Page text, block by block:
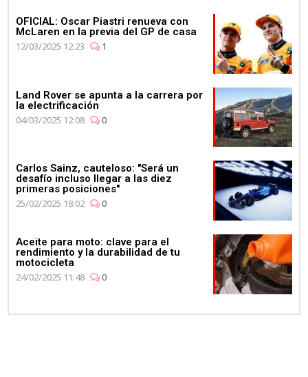
OFICIAL: Oscar Piastri renueva con
McLaren en la previa del GP de casa
12/03/2025 12:23
1
Land Rover se apunta a la carrera por
la electrificación
04/03/2025 12:08
0
Carlos Sainz, cauteloso: "Será un
desafío incluso llegar a las diez
primeras posiciones"
25/02/2025 18:02
0
Aceite para moto: clave para el
rendimiento y la durabilidad de tu
motocicleta
24/02/2025 11:48
0